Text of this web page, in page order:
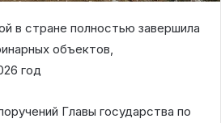
в стране полностью завершила
объектов,
год
Главы государства по